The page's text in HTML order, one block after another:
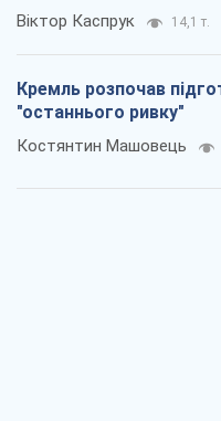
Віктор Каспрук 14,1 т.
Кремль розпочав
"останнього ривку"
Костянтин Машовець